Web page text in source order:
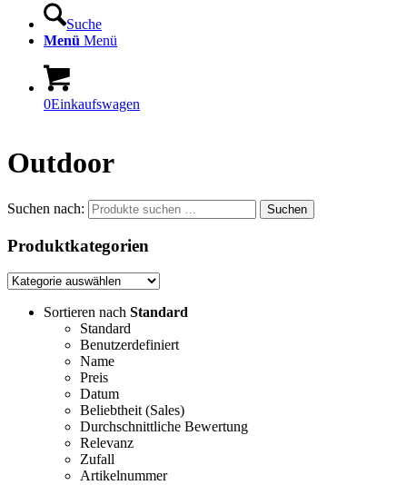
Suche
Menü Menü
0Einkaufswagen
Outdoor
Sortieren nach Standard
Standard
Benutzerdefiniert
Name
Preis
Datum
Beliebtheit (Sales)
Durchschnittliche Bewertung
Relevanz
Zufall
Artikelnummer
Suchen nach: Suchen
Produktkategorien